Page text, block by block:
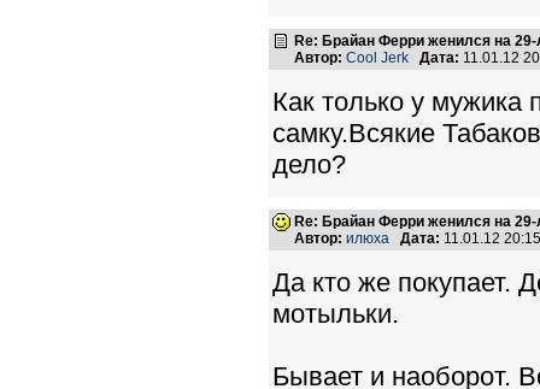
Re: Брайан Ферри женился на
Автор: Cool Jerk Дата: 11.01.12
Как только у мужика
самку.Всякие
дело?
Re: Брайан Ферри женился на
Автор: илюха Дата: 11.01.12
Да кто же покупает.
мотыльки.
Бывает и наоборот.